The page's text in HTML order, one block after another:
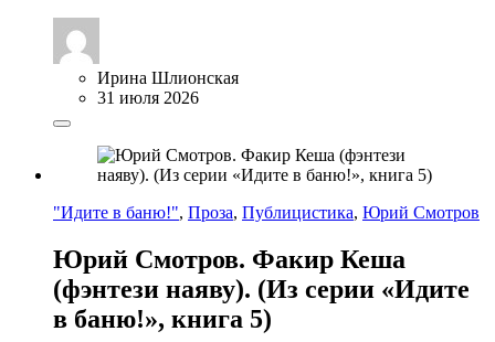
Ирина Шлионская
31 июля 2026
"Идите в баню!", Проза, Публицистика, Юрий Смотров
Юрий Смотров. Факир Кеша
(фэнтези наяву). (Из серии «Идите
в баню!», книга 5)